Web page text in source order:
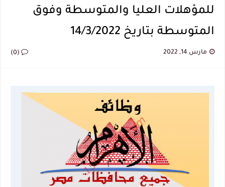
للمؤهلات العليا والمتوسطة وفوق
المتوسطة بتاريخ 14/3/2022
مارس 14, 2022 (0)